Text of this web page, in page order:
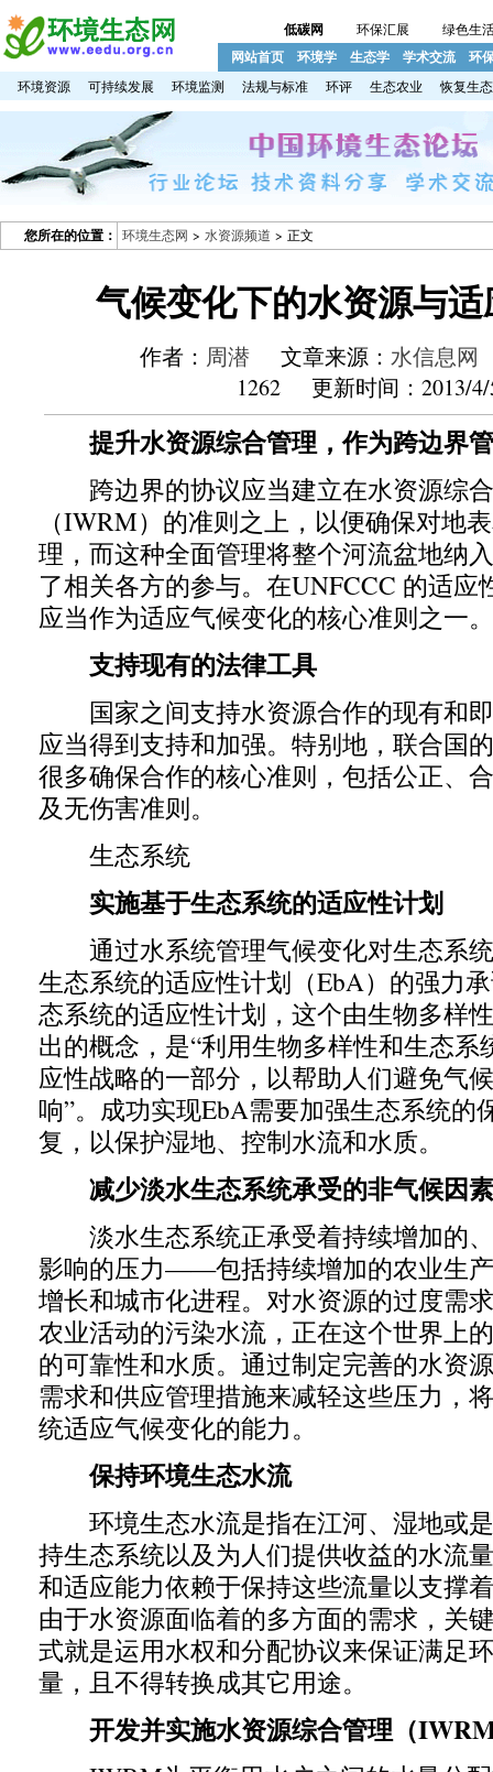
低碳网 环保汇展 绿色生
网站首页 环境学 生态学 学术交流 环
环境资源 可持续发展 环境监测 法规与标准 环评 生态农业 恢复生态
您所在的位置： 环境生态网 > 水资源频道 > 正文
气候变化下的水资源与
作者： 周潜 文章来源： 水信息网
1262 更新时间：2013/
提升水资源综合管理，作为跨边界
跨边界的协议应当建立在水资源综
（IWRM）的准则之上，以便确保对地
理，而这种全面管理将整个河流盆地纳
了相关各方的参与。在UNFCCC 的适应
应当作为适应气候变化的核心准则之一。
支持现有的法律工具
国家之间支持水资源合作的现有和
应当得到支持和加强。特别地，联合国
很多确保合作的核心准则，包括公正、
及无伤害准则。
生态系统
实施基于生态系统的适应性计划
通过水系统管理气候变化对生态系
生态系统的适应性计划（EbA）的强力
态系统的适应性计划，这个由生物多样
出的概念，是“利用生物多样性和生态系
应性战略的一部分，以帮助人们避免气
响”。成功实现EbA需要加强生态系统的
复，以保护湿地、控制水流和水质。
减少淡水生态系统承受的非气候因
淡水生态系统正承受着持续增加的
影响的压力——包括持续增加的农业生
增长和城市化进程。对水资源的过度需
农业活动的污染水流，正在这个世界上
的可靠性和水质。通过制定完善的水
需求和供应管理措施来减轻这些压力，
统适应气候变化的能力。
保持环境生态水流
环境生态水流是指在江河、湿地或
持生态系统以及为人们提供收益的水流
和适应能力依赖于保持这些流量以支撑
由于水资源面临着的多方面的需求，关
式就是运用水权和分配协议来保证满足
量，且不得转换成其它用途。
开发并实施水资源综合管理（